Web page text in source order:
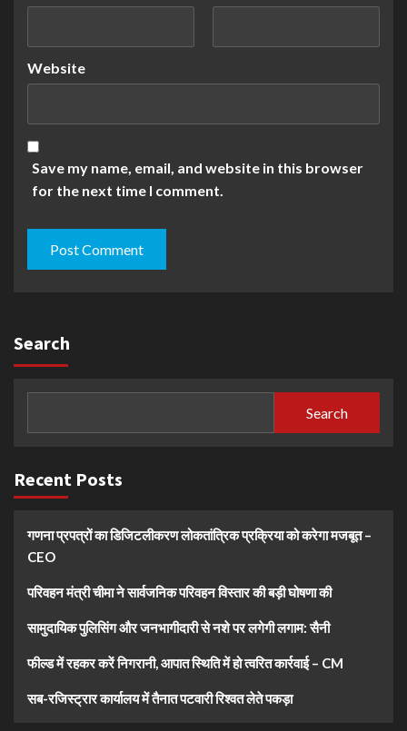
Website
Save my name, email, and website in this browser
for the next time I comment.
Search
Search
Recent Posts
गणना प्रपत्रों का डिजिटलीकरण लोकतांत्रिक प्रक्रिया को करेगा मजबूत –
CEO
परिवहन मंत्री चीमा ने सार्वजनिक परिवहन विस्तार की बड़ी घोषणा की
सामुदायिक पुलिसिंग और जनभागीदारी से नशे पर लगेगी लगाम: सैनी
फील्ड में रहकर करें निगरानी, आपात स्थिति में हो त्वरित कार्रवाई – CM
सब-रजिस्ट्रार कार्यालय में तैनात पटवारी रिश्वत लेते पकड़ा